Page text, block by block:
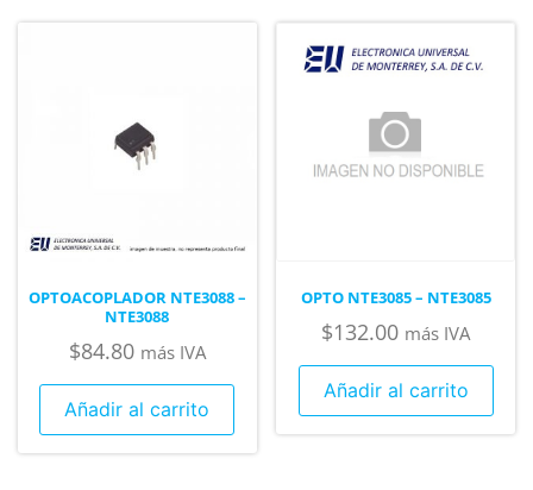
OPTOACOPLADOR NTE3088 –
NTE3088
$84.80 más IVA
Añadir al carrito
OPTO NTE3085 – NTE3085
$132.00 más IVA
Añadir al carrito